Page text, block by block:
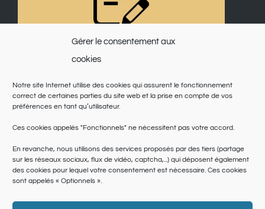
Gérer le consentement aux
cookies
Notre site Internet utilise des cookies qui assurent le fonctionnement
correct de certaines parties du site web et la prise en compte de vos
préférences en tant qu’utilisateur.
Ces cookies appelés "Fonctionnels" ne nécessitent pas votre accord.
En revanche, nous utilisons des services proposés par des tiers (partage
sur les réseaux sociaux, flux de vidéo, captcha,...) qui déposent également
des cookies pour lequel votre consentement est nécessaire. Ces cookies
sont appelés « Optionnels ».